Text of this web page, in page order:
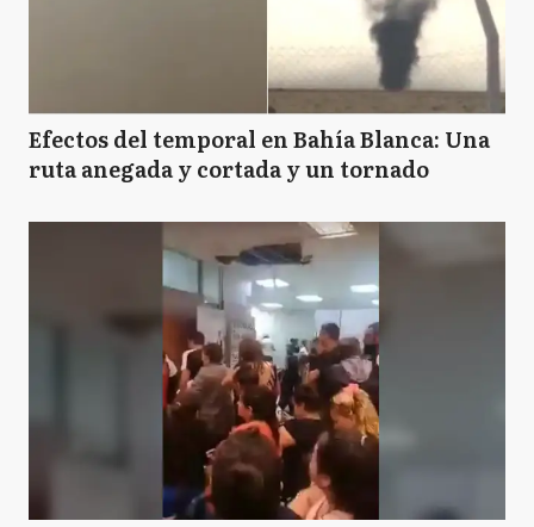
Efectos del temporal en Bahía Blanca: Una
ruta anegada y cortada y un tornado